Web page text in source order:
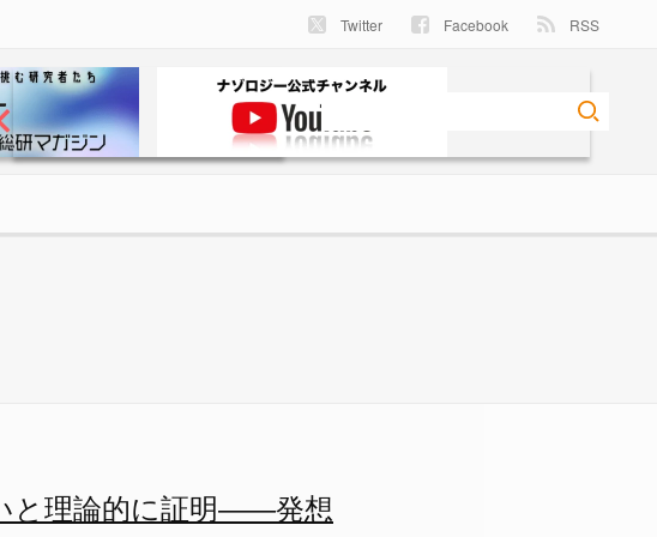
Twitter Facebook RSS
と理論的に証明――発想